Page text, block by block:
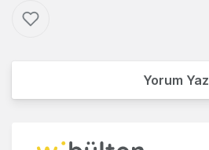
Yorum Yaz